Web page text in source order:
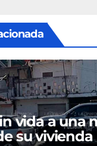
vida a una
su vivienda